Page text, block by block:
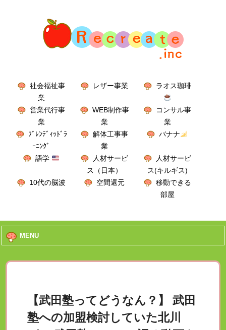
社会福祉事
業
レザー事業 ラオス珈琲
営業代行事
業
WEB制作事
業
コンサル事
業
ﾌﾞﾚﾝﾃﾞｨｯﾄﾞﾗ
ｰﾆﾝｸﾞ
解体工事事
業
バナナ
語学
人材サービ
ス（日本）
人材サービ
ス(キルギス)
10代の脳波
空間還元
移動できる
部屋
MENU
【武田塾ってどうなん？】 武田
塾への加盟検討していた北川